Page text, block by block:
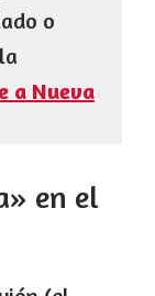
o
a Nueva
en el